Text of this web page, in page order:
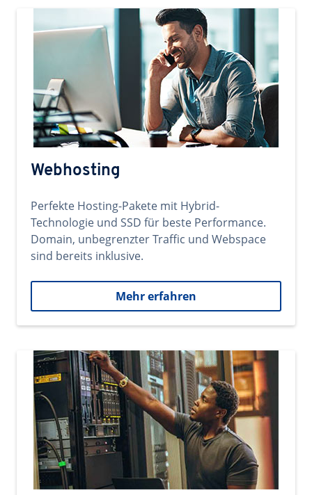
Webhosting
Perfekte Hosting-Pakete mit Hybrid-
Technologie und SSD für beste Performance.
Domain, unbegrenzter Traffic und Webspace
sind bereits inklusive.
Mehr erfahren